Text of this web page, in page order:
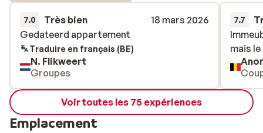
7.0 Très bien
18 mars 2026
Gedateerd appartement
Gedateerd appartement
Traduire en français (BE)
N. Flikweert
Groupes
7.7
mais
mais
Voir toutes les 75 expériences
Emplacement